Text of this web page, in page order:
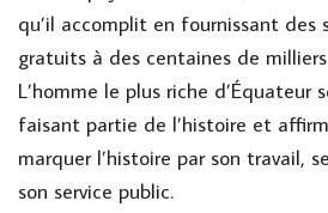
qu’il accomplit en fournissant des
gratuits à des centaines de milliers
L’homme le plus riche d’Équateur
faisant partie de l’histoire et
marquer l’histoire par son travail,
son service public.